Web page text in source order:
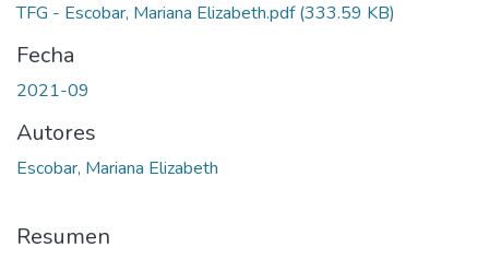
TFG - Escobar, Mariana Elizabeth.pdf(333.59 KB)
Fecha
2021-09
Autores
Escobar, Mariana Elizabeth
Resumen